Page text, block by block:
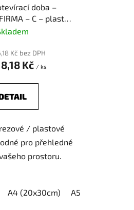
doba –
– C – plast
Kč bez DPH
Kč / ks
/ plastové
pro přehledné
prostoru.
A4 (20x30cm) A5 (15x21cm)